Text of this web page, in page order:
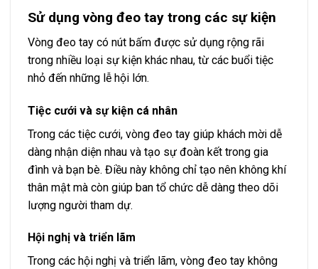
Sử dụng vòng đeo tay trong các sự kiện
Vòng đeo tay có nút bấm được sử dụng rộng rãi
trong nhiều loại sự kiện khác nhau, từ các buổi tiệc
nhỏ đến những lễ hội lớn.
Tiệc cưới và sự kiện cá nhân
Trong các tiệc cưới, vòng đeo tay giúp khách mời dễ
dàng nhận diện nhau và tạo sự đoàn kết trong gia
đình và bạn bè. Điều này không chỉ tạo nên không khí
thân mật mà còn giúp ban tổ chức dễ dàng theo dõi
lượng người tham dự.
Hội nghị và triển lãm
Trong các hội nghị và triển lãm, vòng đeo tay không